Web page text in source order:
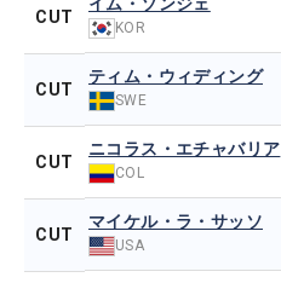
CUT
イム・ソンジェ
KOR
CUT
ティム・ウィディング
SWE
CUT
ニコラス・エチャバリア
COL
CUT
マイケル・ラ・サッソ
USA